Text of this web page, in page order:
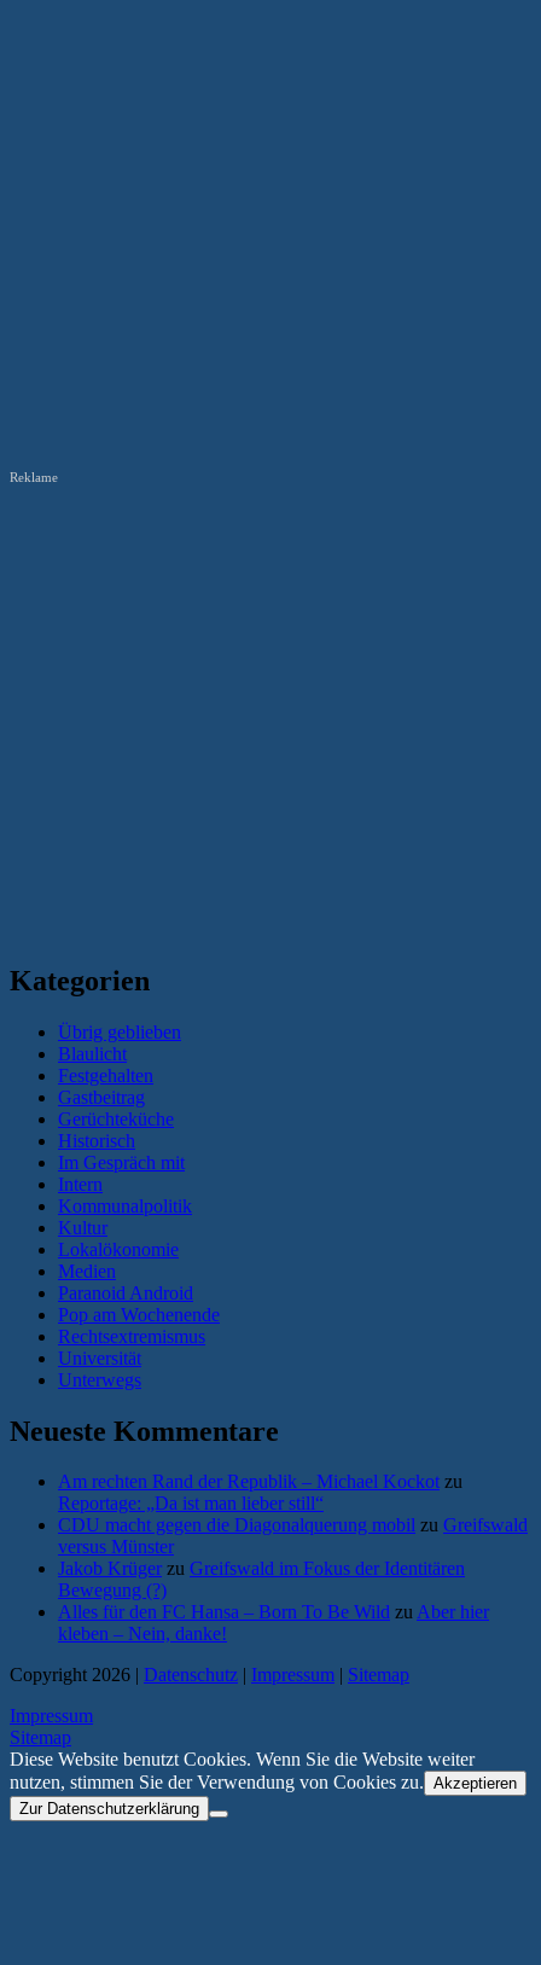
Reklame
Kategorien
Übrig geblieben
Blaulicht
Festgehalten
Gastbeitrag
Gerüchteküche
Historisch
Im Gespräch mit
Intern
Kommunalpolitik
Kultur
Lokalökonomie
Medien
Paranoid Android
Pop am Wochenende
Rechtsextremismus
Universität
Unterwegs
Neueste Kommentare
Am rechten Rand der Republik – Michael Kockotzu
Reportage: „Da ist man lieber still“
CDU macht gegen die Diagonalquerung mobil zu Greifswald
versus Münster
Jakob Krüger zu Greifswald im Fokus der Identitären
Bewegung (?)
Alles für den FC Hansa – Born To Be Wild zuAber hier
kleben – Nein, danke!
Copyright 2026 | Datenschutz | Impressum | Sitemap
Impressum
Sitemap
Diese Website benutzt Cookies. Wenn Sie die Website weiter
nutzen, stimmen Sie der Verwendung von Cookies zu. Akzeptieren
Zur Datenschutzerklärung